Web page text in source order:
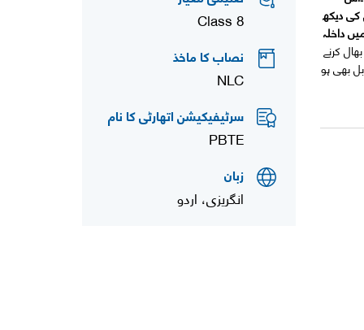
کی دیکھ
داخلہ
کرنے
بھی ہو
Class 8
نصاب کا ماخذ
NLC
سرٹیفیکیشن اتھارٹی کا نام
PBTE
زبان
انگریزی، اردو